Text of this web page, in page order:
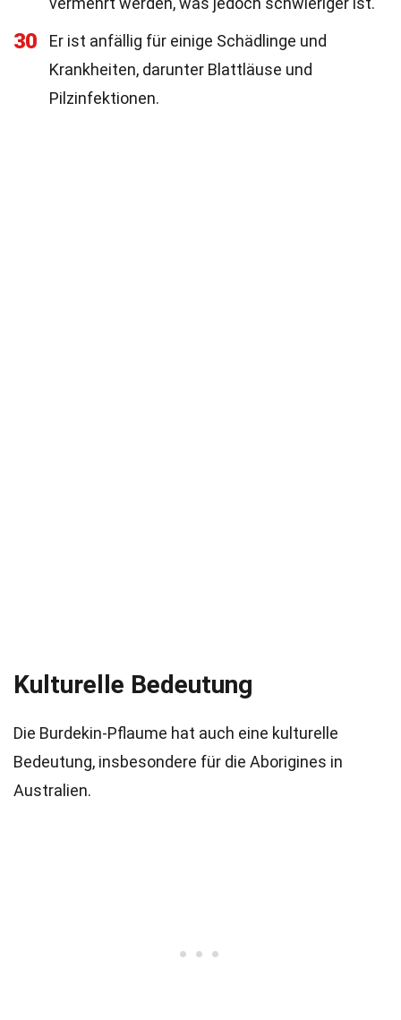
30
Er ist anfällig für einige Schädlinge und
Krankheiten, darunter Blattläuse und
Pilzinfektionen.
Kulturelle Bedeutung
Die Burdekin-Pflaume hat auch eine kulturelle
Bedeutung, insbesondere für die Aborigines in
Australien.